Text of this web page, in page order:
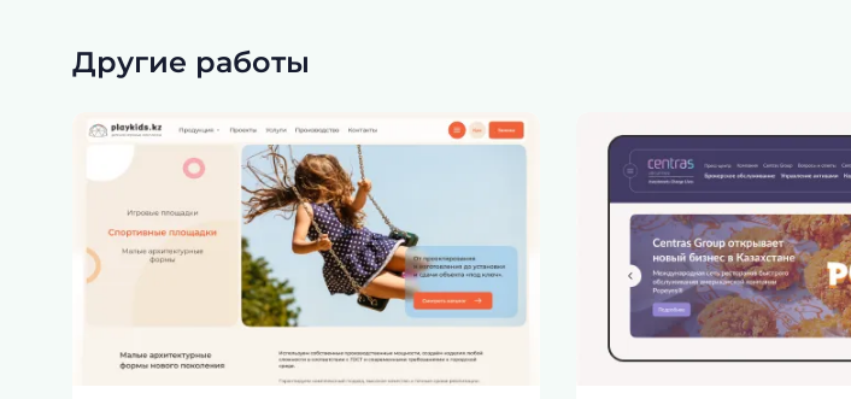
Другие работы